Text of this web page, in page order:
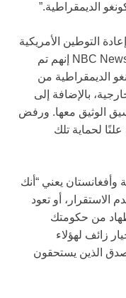
الديمقراطية.”
التوطين الأمريكية
التي تعمل مع اللاجئين الأفغان لشبكة NBC News إنهم تم
الديمقراطية من
بالإضافة إلى
الوثيق معها. ورفض
لحماية تلك
وأفغانستان يعني “أنك
الاستقرار، أو تعود
من حكومتك
زائف لهؤلاء
الذين يستحقون